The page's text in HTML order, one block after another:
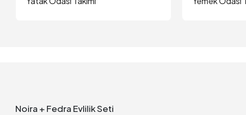
Noira + Fedra Evlilik Seti